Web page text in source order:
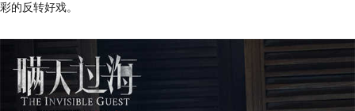
彩的反转好戏。